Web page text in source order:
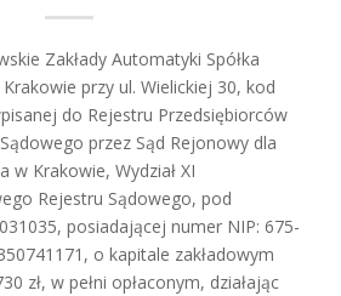
Zakłady Automatyki Spółka
przy ul. Wielickiej 30, kod
do Rejestru Przedsiębiorców
przez Sąd Rejonowy dla
w Krakowie, Wydział XI
Rejestru Sądowego, pod
posiadającej numer NIP: 675-
o kapitale zakładowym
zł, w pełni opłaconym, działając